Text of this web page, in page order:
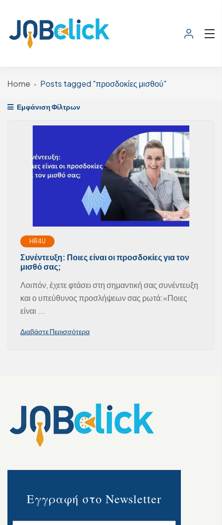
Home Posts tagged "προσδοκίες μισθού"
Εμφάνιση Φίλτρων
HR4U
Συνέντευξη: Ποιες είναι οι προσδοκίες για τον
μισθό σας;
Λοιπόν, έχετε φτάσει στη σημαντική σας συνέντευξη
και ο υπεύθυνος προσλήψεων σας ρωτά:«Ποιες
είναι ...
Διαβάστε Περισσότερα
Εγγραφή στο Newsletter